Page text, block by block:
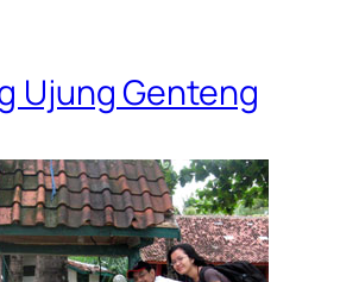
Ujung Genteng